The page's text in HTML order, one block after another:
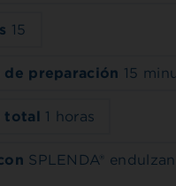
15
preparación 15
total 1 horas
SPLENDA®